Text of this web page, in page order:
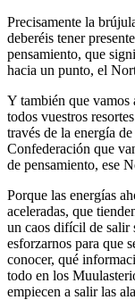
Precisamente la
deberéis tener
pensamiento, que
hacia un punto, el
Y también que vamos
todos vuestros
través de la energía
Confederación que
de pensamiento, ese
Porque las energías
aceleradas, que
un caos difícil de salir
esforzarnos para que
conocer, qué
todo en los
empiecen a salir las